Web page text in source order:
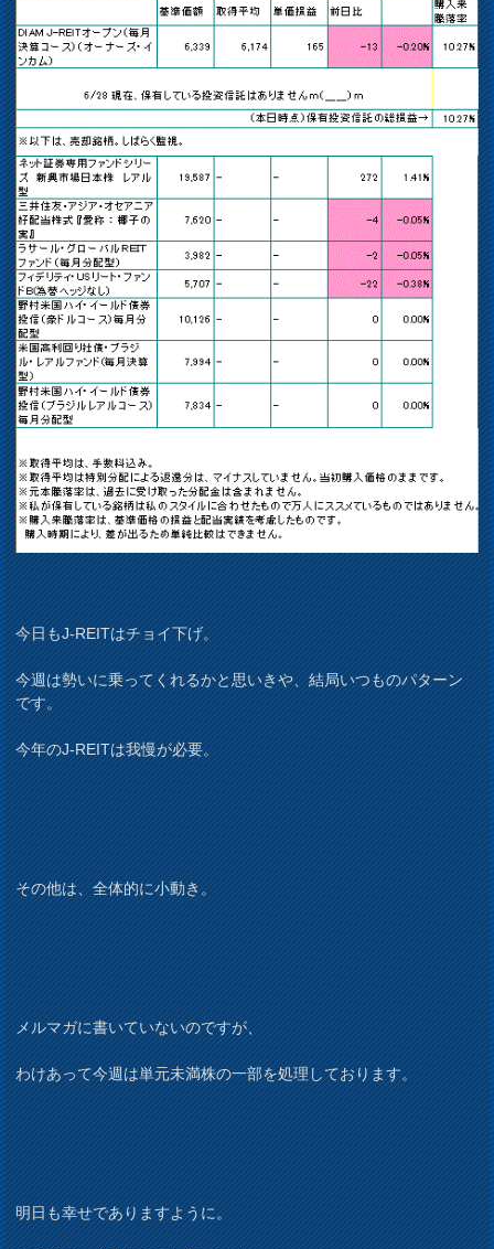
今日もJ-REITはチョイ下げ。
今週は勢いに乗ってくれるかと思いきや、結局いつものパターン
です。
今年のJ-REITは我慢が必要。
その他は、全体的に小動き。
メルマガに書いていないのですが、
わけあって今週は単元未満株の一部を処理しております。
明日も幸せでありますように。